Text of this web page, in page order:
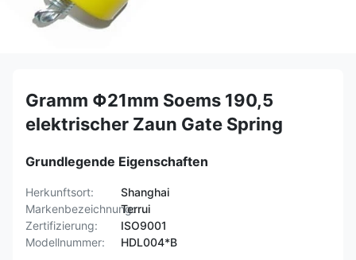
Gramm Φ21mm Soems 190,5
elektrischer Zaun Gate Spring
Grundlegende Eigenschaften
Herkunftsort:
Shanghai
Markenbezeichnung:Terrui
Zertifizierung:
ISO9001
Modellnummer:
HDL004*B